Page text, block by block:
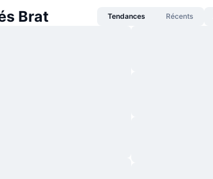
Brat Tendances Récents